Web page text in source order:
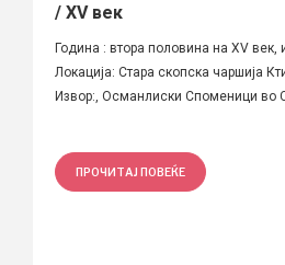
/ XV век
Година : втора половина на XV век,
Локација: Стара скопска чаршија
Извор:, Османлиски Споменици во
ПРОЧИТАЈ ПОВЕЌЕ